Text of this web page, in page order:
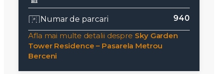
Numar de parcari
940
Afla mai multe detalii despre Sky Garden
Tower Residence – Pasarela Metrou
Berceni